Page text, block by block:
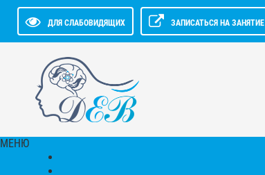
ДЛЯ СЛАБОВИДЯЩИХ ЗАПИСАТЬСЯ НА ЗАНЯТИЕ
МЕНЮ